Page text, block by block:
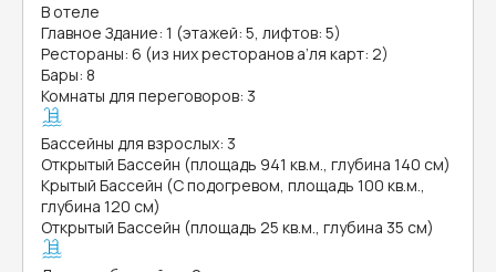
В отеле
Главное Здание: 1 (этажей: 5, лифтов: 5)
Рестораны: 6 (из них ресторанов а’ля карт: 2)
Бары: 8
Комнаты для переговоров: 3
Бассейны для взрослых: 3
Открытый Бассейн (площадь 941 кв.м., глубина 140 см)
Крытый Бассейн (С подогревом, площадь 100 кв.м.,
глубина 120 см)
Открытый Бассейн (площадь 25 кв.м., глубина 35 см)